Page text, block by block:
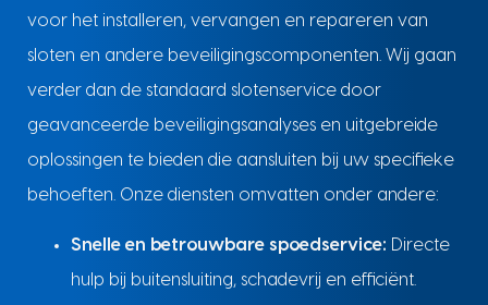
voor het installeren, vervangen en repareren van
sloten en andere beveiligingscomponenten. Wij gaan
verder dan de standaard slotenservice door
geavanceerde beveiligingsanalyses en uitgebreide
oplossingen te bieden die aansluiten bij uw specifieke
behoeften. Onze diensten omvatten onder andere:
Snelle en betrouwbare spoedservice: Directe
hulp bij buitensluiting, schadevrij en efficiënt.